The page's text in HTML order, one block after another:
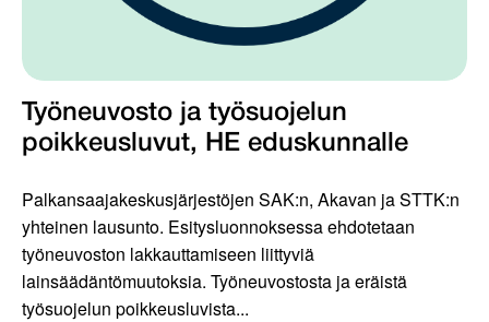
Työneuvosto ja työsuojelun
poikkeusluvut, HE eduskunnalle
Palkansaajakeskusjärjestöjen SAK:n, Akavan ja STTK:n
yhteinen lausunto. Esitysluonnoksessa ehdotetaan
työneuvoston lakkauttamiseen liittyviä
lainsäädäntömuutoksia. Työneuvostosta ja eräistä
työsuojelun poikkeusluvista...